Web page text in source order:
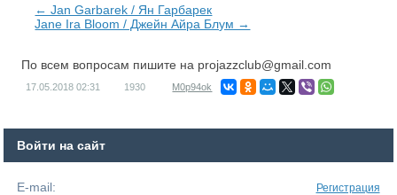
← Jan Garbarek / Ян Гарбарек
Jane Ira Bloom / Джейн Айра Блум →
По всем вопросам пишите на projazzclub@gmail.com
17.05.2018 02:31 1930 M0p94ok
Войти на сайт
E-mail: Регистрация